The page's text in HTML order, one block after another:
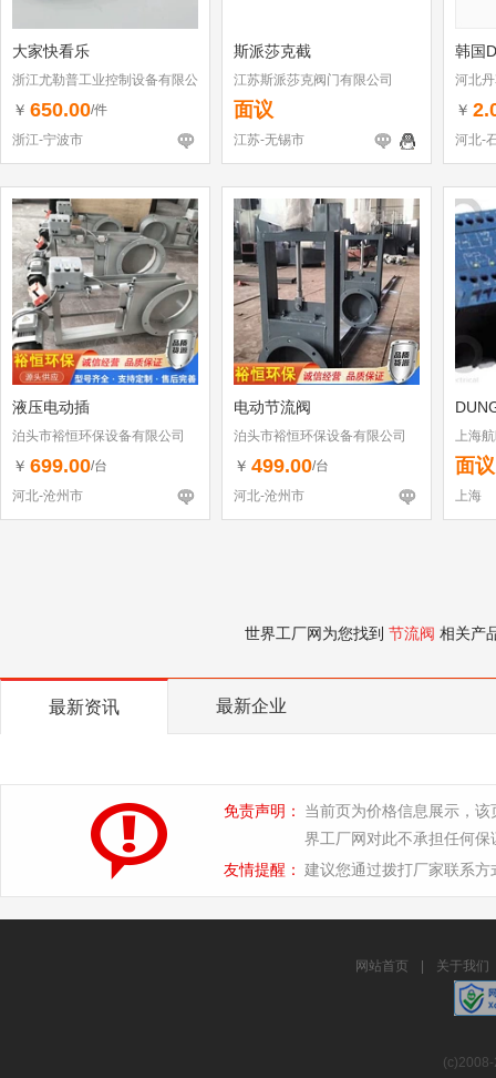
大家快看乐
浙江尤勒普工业控制设备有限公
司
￥ 650.00/件
浙江-宁波市
斯派莎克截
江苏斯派莎克阀门有限公司
面议
江苏-无锡市
韩国
河北
￥
河北-
液压电动插
泊头市裕恒环保设备有限公司
￥ 699.00/台
河北-沧州市
电动节流阀
泊头市裕恒环保设备有限公司
￥ 499.00/台
河北-沧州市
上海
面议
上海
世界工厂网为您找到 节流阀 相关产
最新资讯 最新企业
免责声明：
当前页为价格信息展示，
界工厂网对此不承担任何保
友情提醒： 建议您通过拨打厂家联系
网站首页 关于我们